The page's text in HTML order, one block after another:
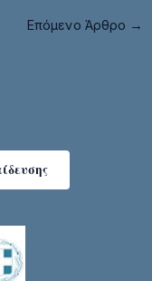
Επόμενο Άρθρο →